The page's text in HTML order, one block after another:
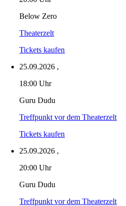
Below Zero
Theaterzelt
Tickets kaufen
25.09.2026 ,
18:00 Uhr
Guru Dudu
Treffpunkt vor dem Theaterzelt
Tickets kaufen
25.09.2026 ,
20:00 Uhr
Guru Dudu
Treffpunkt vor dem Theaterzelt